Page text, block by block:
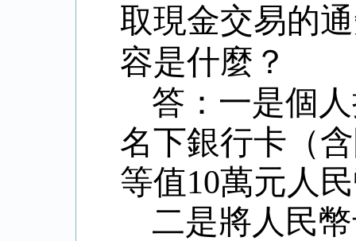
取現金交易的
容是什麼？
答：一是個
名下銀行卡（
等值10萬元人
二是將人民